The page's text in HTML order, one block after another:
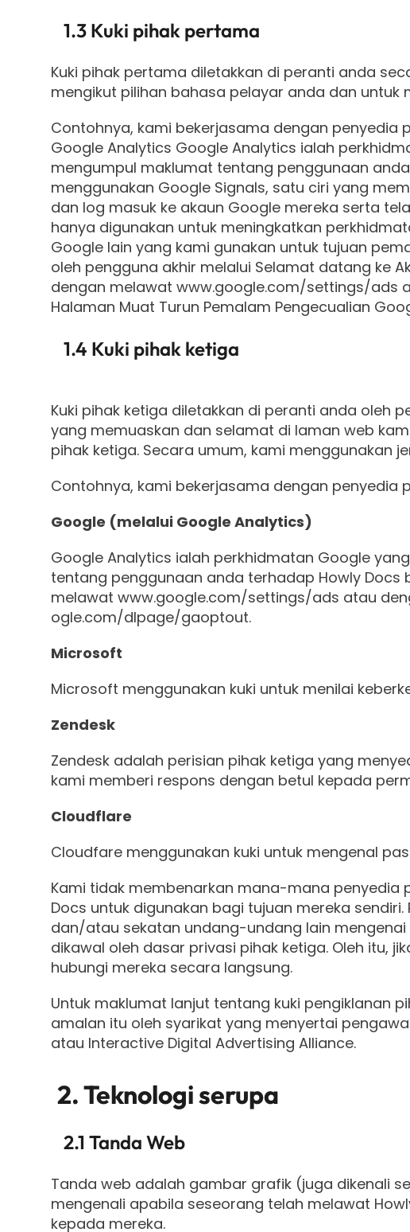
1.3 Kuki pihak pertama
Kuki pihak pertama diletakkan di peranti anda
mengikut pilihan bahasa pelayar anda dan
Contohnya, kami bekerjasama dengan penyedia
Google Analytics Google Analytics ialah
mengumpul maklumat tentang penggunaan
menggunakan Google Signals, satu ciri yang
dan log masuk ke akaun Google mereka serta
hanya digunakan untuk meningkatkan
Google lain yang kami gunakan untuk tujuan
oleh pengguna akhir melalui Selamat datang ke
dengan melawat www.google.com/settings/ads
Halaman Muat Turun Pemalam Pengecualian
1.4 Kuki pihak ketiga
Kuki pihak ketiga diletakkan di peranti anda oleh
yang memuaskan dan selamat di laman web
pihak ketiga. Secara umum, kami menggunakan
Contohnya, kami bekerjasama dengan penyedia
Google (melalui Google Analytics)
Google Analytics ialah perkhidmatan Google
tentang penggunaan anda terhadap Howly
melawat www.google.com/settings/ads atau
ogle.com/dlpage/gaoptout.
Microsoft
Microsoft menggunakan kuki untuk menilai
Zendesk
Zendesk adalah perisian pihak ketiga yang
kami memberi respons dengan betul kepada
Cloudflare
Cloudfare menggunakan kuki untuk mengenal
Kami tidak membenarkan mana-mana
Docs untuk digunakan bagi tujuan mereka
dan/atau sekatan undang-undang lain
dikawal oleh dasar privasi pihak ketiga. Oleh itu,
hubungi mereka secara langsung.
Untuk maklumat lanjut tentang kuki pengiklanan
amalan itu oleh syarikat yang menyertai
atau Interactive Digital Advertising Alliance.
2. Teknologi serupa
2.1 Tanda Web
Tanda web adalah gambar grafik (juga dikenali
mengenali apabila seseorang telah melawat
kepada mereka.